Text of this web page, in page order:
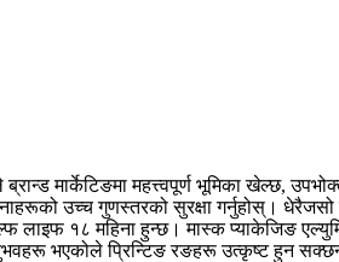
मार्केटिङमा महत्त्वपूर्ण भूमिका खेल्छ,
उच्च गुणस्तरको सुरक्षा गर्नुहोस्।
लाइफ १८ महिना हुन्छ। मास्क प्याकेजिङ
भएकोले प्रिन्टिङ रङहरू उत्कृष्ट हुन